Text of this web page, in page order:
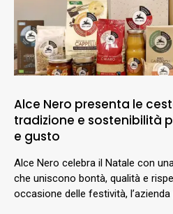
Alce Nero presenta le
tradizione e sostenibilità
e gusto
Alce Nero celebra il Natale con
che uniscono bontà, qualità e
occasione delle festività,